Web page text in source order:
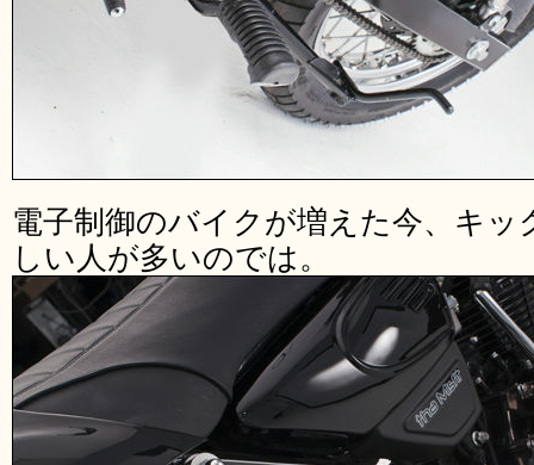
電子制御のバイクが増えた今、キ
しい人が多いのでは。